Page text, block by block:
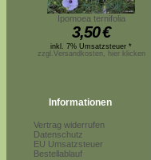
Ipomoea ternifolia
3,50€
inkl. 7% Umsatzsteuer *
zzgl.Versandkosten, hier klicken
Informationen
Vertrag widerrufen
Datenschutz
EU Umsatzsteuer
Bestellablauf